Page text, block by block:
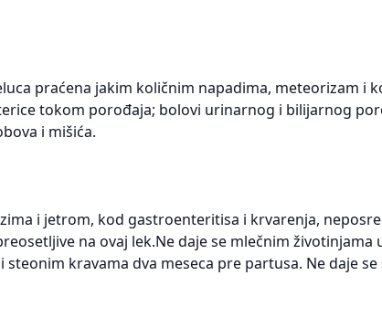
praćena jakim količnim napadima, meteorizam i
tokom porođaja; bolovi urinarnog i bilijarnog
i mišića.
i jetrom, kod gastroenteritisa i krvarenja,
na ovaj lek.Ne daje se mlečnim životinjama
kravama dva meseca pre partusa. Ne daje